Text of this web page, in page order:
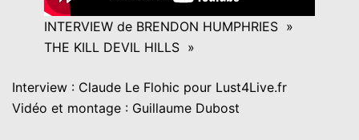
INTERVIEW de BRENDON HUMPHRIES »
THE KILL DEVIL HILLS »
Interview : Claude Le Flohic pour Lust4Live.fr
Vidéo et montage : Guillaume Dubost